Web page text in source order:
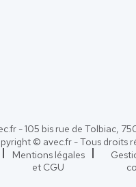
- 105 bis rue de Tolbiac,
© avec.fr - Tous droits
Mentions légales
et CGU